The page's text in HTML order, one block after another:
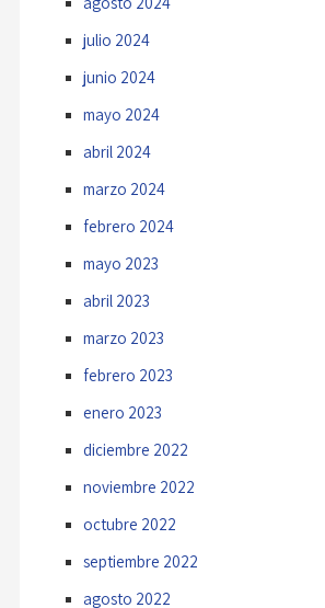
julio 2024
junio 2024
mayo 2024
abril 2024
marzo 2024
febrero 2024
mayo 2023
abril 2023
marzo 2023
febrero 2023
enero 2023
diciembre 2022
noviembre 2022
octubre 2022
septiembre 2022
agosto 2022